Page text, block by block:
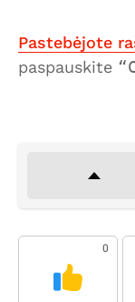
Pastebėjote
paspauskite
0